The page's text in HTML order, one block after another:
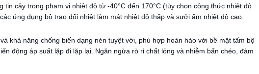
tin cậy trong phạm vi nhiệt độ từ -40°C đến 170°C (tùy chọn công thức nhiệt độ
ứng dụng bộ trao đổi nhiệt làm mát nhiệt độ thấp và sưởi ấm nhiệt độ cao.
khả năng chống biến dạng nén tuyệt vời, phù hợp hoàn hảo với bề mặt tấm bộ
động áp suất lặp đi lặp lại. Ngăn ngừa rò rỉ chất lỏng và nhiễm bẩn chéo, đảm